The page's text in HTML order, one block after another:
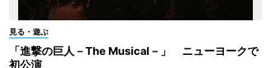
見る・遊ぶ
「進撃の巨人－The Musical－」 ニューヨークで
初公演